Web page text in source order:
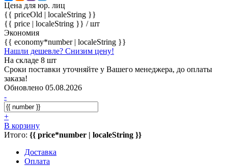
Цена для юр. лиц
{{ priceOld | localeString }}
{{ price | localeString }} / шт
Экономия
{{ economy*number | localeString }}
Нашли дешевле? Снизим цену!
На складе 8 шт
Сроки поставки уточняйте у Вашего менеджера, до оплаты
заказа!
Обновлено 05.08.2026
-
+
В корзину
Итого: {{ price*number | localeString }}
Доставка
Оплата